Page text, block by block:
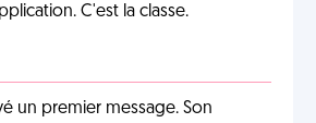
C'est la classe.
un premier message. Son